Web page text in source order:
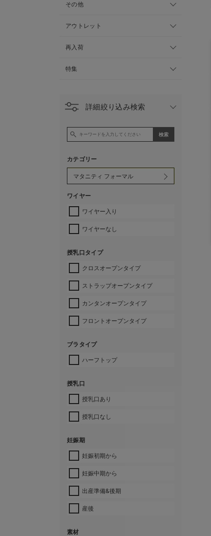
その他
アウトレット
再入荷
特集
詳細絞り込み検索
カテゴリー
ワイヤー
ワイヤー入り
ワイヤーなし
授乳口タイプ
クロスオープンタイプ
ストラップオープンタイプ
カンタンオープンタイプ
フロントオープンタイプ
ブラタイプ
ハーフトップ
授乳口
授乳口あり
授乳口なし
妊娠期
妊娠初期から
妊娠中期から
出産準備&後期
産後
素材